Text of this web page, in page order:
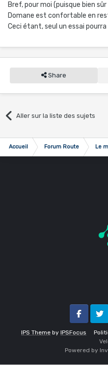
Bref, pour moi (puisque bien
Domane est confortable en
Ceci étant, seul un essai
Share
Aller sur la liste des sujets
Accueil Forum Route Le
IPS Theme by IPSFocus
FacebookTwitter
Powered by